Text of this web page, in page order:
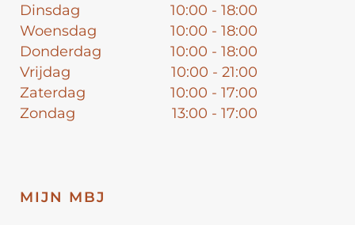
Dinsdag
10:00 - 18:00
Woensdag
10:00 - 18:00
Donderdag
10:00 - 18:00
Vrijdag
10:00 - 21:00
Zaterdag
10:00 - 17:00
Zondag
13:00 - 17:00
MIJN MBJ